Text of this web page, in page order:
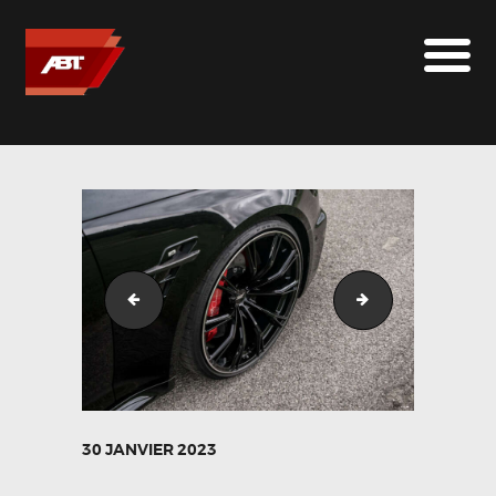
ABT SPORTSLINE FRANCE
MARQUES
LE SUR-MESURE
ABT
CONTACT
ABT_RS4_schwarz_GR21_glossyblack-8
30 JANVIER 2023